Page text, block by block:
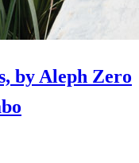
by Aleph Zero